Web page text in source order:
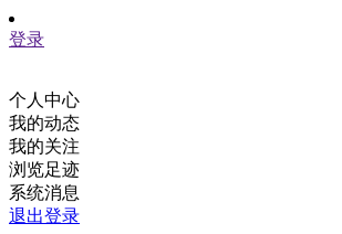
登录
个人中心
我的动态
我的关注
浏览足迹
系统消息
退出登录